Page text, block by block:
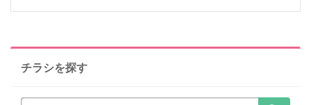
チラシを探す